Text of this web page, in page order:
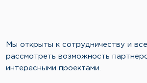
Мы открыты к сотрудничеству и
рассмотреть возможность
интересными проектами.